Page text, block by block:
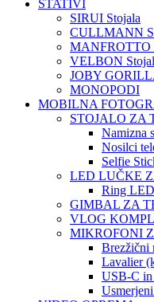
STATIVI
SIRUI Stojala
CULLMANN
MANFROTTO
VELBON
JOBY
MONOPODI
MOBILNA
STOJALO ZA
Namizna
Nosilci
Selfie
LED LUČKE
Ring
GIMBAL ZA
VLOG
MIKROFONI
Brezžični
Lavalier
USB-C in